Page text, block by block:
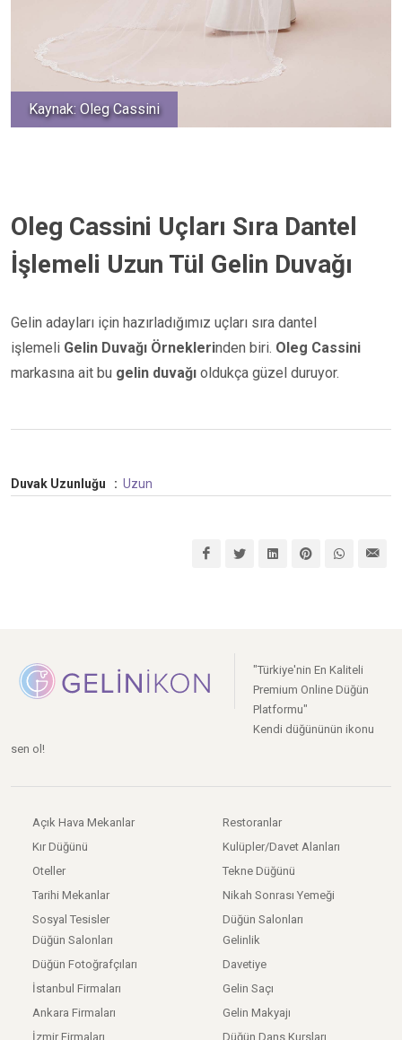
Kaynak: Oleg Cassini
Oleg Cassini Uçları Sıra Dantel
İşlemeli Uzun Tül Gelin Duvağı
Gelin adayları için hazırladığımız uçları sıra dantel
işlemeli Gelin Duvağı Örneklerinden biri. Oleg Cassini
markasına ait bu gelin duvağı oldukça güzel duruyor.
Duvak Uzunluğu : Uzun
"Türkiye'nin En Kaliteli
Premium Online Düğün
Platformu"
Kendi düğününün ikonu
sen ol!
Açık Hava Mekanlar
Kır Düğünü
Oteller
Tarihi Mekanlar
Sosyal Tesisler
Restoranlar
Kulüpler/Davet Alanları
Tekne Düğünü
Nikah Sonrası Yemeği
Düğün Salonları
Düğün Salonları
Düğün Fotoğrafçıları
İstanbul Firmaları
Ankara Firmaları
İzmir Firmaları
Gelinlik
Davetiye
Gelin Saçı
Gelin Makyajı
Düğün Dans Kursları